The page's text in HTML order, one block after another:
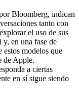
Bloomberg, indican
tanto con
el uso de sus
y, en una fase de
estos modelos que
de Apple.
a ciertas
en sí sigue siendo